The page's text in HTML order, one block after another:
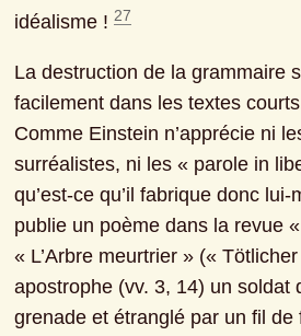
idéalisme ! 27
La destruction de la grammaire
facilement dans les textes
Comme Einstein n’apprécie ni
surréalistes, ni les « parole in
qu’est-ce qu’il fabrique donc lui-
publie un poème dans la revue «
« L’Arbre meurtrier » («
apostrophe (vv. 3, 14) un soldat
grenade et étranglé par un fil de